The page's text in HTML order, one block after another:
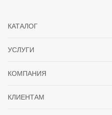
КАТАЛОГ
УСЛУГИ
КОМПАНИЯ
КЛИЕНТАМ